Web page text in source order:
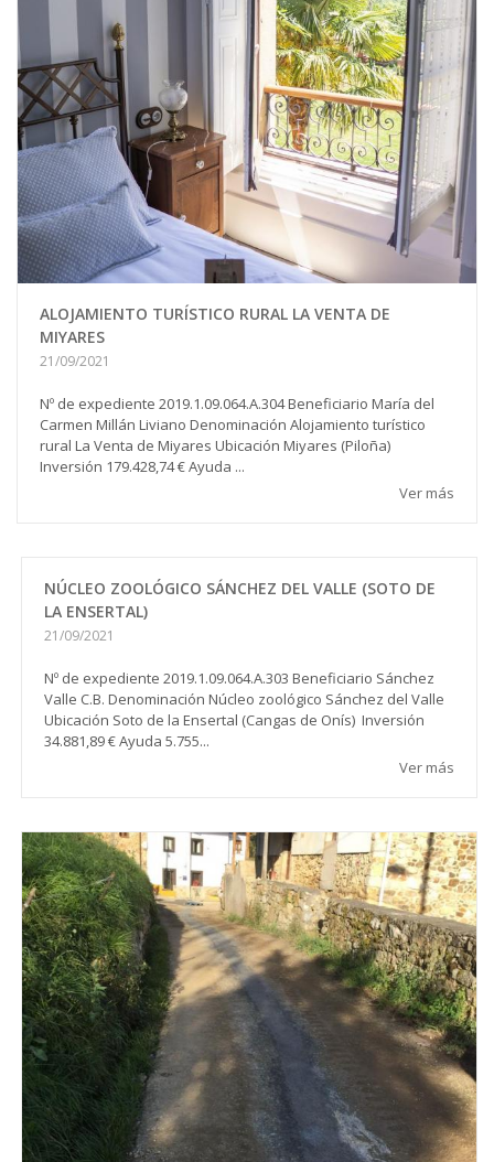
ALOJAMIENTO TURÍSTICO RURAL LA VENTA DE
MIYARES
21/09/2021
Nº de expediente 2019.1.09.064.A.304 Beneficiario María del
Carmen Millán Liviano Denominación Alojamiento turístico
rural La Venta de Miyares Ubicación Miyares (Piloña)
Inversión 179.428,74 € Ayuda ...
Ver más
NÚCLEO ZOOLÓGICO SÁNCHEZ DEL VALLE (SOTO DE
LA ENSERTAL)
21/09/2021
Nº de expediente 2019.1.09.064.A.303 Beneficiario Sánchez
Valle C.B. Denominación Núcleo zoológico Sánchez del Valle
Ubicación Soto de la Ensertal (Cangas de Onís) Inversión
34.881,89 € Ayuda 5.755...
Ver más